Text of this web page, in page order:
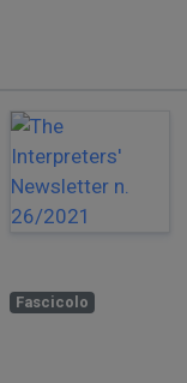
Fascicolo